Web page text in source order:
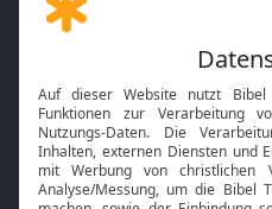
Gott und Bibel erklärt
Neuigkeiten